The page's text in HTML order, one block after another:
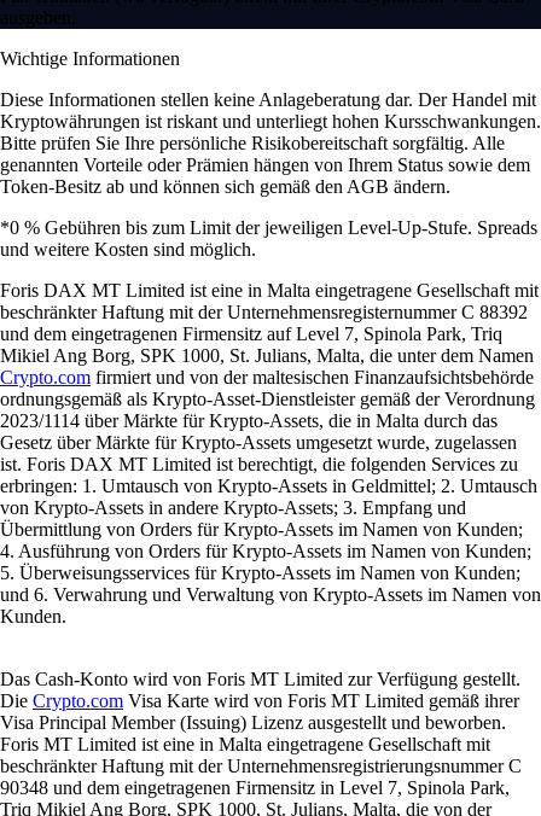
ausgeben.
Wichtige Informationen
Diese Informationen stellen keine Anlageberatung dar. Der Handel mit
Kryptowährungen ist riskant und unterliegt hohen Kursschwankungen.
Bitte prüfen Sie Ihre persönliche Risikobereitschaft sorgfältig. Alle
genannten Vorteile oder Prämien hängen von Ihrem Status sowie dem
Token-Besitz ab und können sich gemäß den AGB ändern.
*0 % Gebühren bis zum Limit der jeweiligen Level-Up-Stufe. Spreads
und weitere Kosten sind möglich.
Foris DAX MT Limited ist eine in Malta eingetragene Gesellschaft mit
beschränkter Haftung mit der Unternehmensregisternummer C 88392
und dem eingetragenen Firmensitz auf Level 7, Spinola Park, Triq
Mikiel Ang Borg, SPK 1000, St. Julians, Malta, die unter dem Namen
Crypto.com firmiert und von der maltesischen Finanzaufsichtsbehörde
ordnungsgemäß als Krypto-Asset-Dienstleister gemäß der Verordnung
2023/1114 über Märkte für Krypto-Assets, die in Malta durch das
Gesetz über Märkte für Krypto-Assets umgesetzt wurde, zugelassen
ist. Foris DAX MT Limited ist berechtigt, die folgenden Services zu
erbringen: 1. Umtausch von Krypto-Assets in Geldmittel; 2. Umtausch
von Krypto-Assets in andere Krypto-Assets; 3. Empfang und
Übermittlung von Orders für Krypto-Assets im Namen von Kunden;
4. Ausführung von Orders für Krypto-Assets im Namen von Kunden;
5. Überweisungsservices für Krypto-Assets im Namen von Kunden;
und 6. Verwahrung und Verwaltung von Krypto-Assets im Namen von
Kunden.
Das Cash-Konto wird von Foris MT Limited zur Verfügung gestellt.
Die Crypto.com Visa Karte wird von Foris MT Limited gemäß ihrer
Visa Principal Member (Issuing) Lizenz ausgestellt und beworben.
Foris MT Limited ist eine in Malta eingetragene Gesellschaft mit
beschränkter Haftung mit der Unternehmensregistrierungsnummer C
90348 und dem eingetragenen Firmensitz in Level 7, Spinola Park,
Triq Mikiel Ang Borg, SPK 1000, St. Julians, Malta, die von der